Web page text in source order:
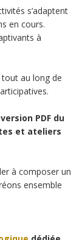
s’adaptent
en cours.
à
tout au long de
PDF du
et ateliers
à composer un
ensemble